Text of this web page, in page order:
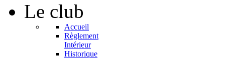
Le club
Accueil
Règlement
Intérieur
Historique